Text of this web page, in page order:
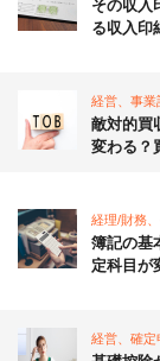
その収入
る収入印
経営、事業
敵対的買
変わる？
経理/財務
簿記の基
定科目が
経営、確定